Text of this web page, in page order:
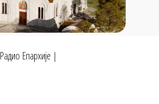
Радио Епархије |